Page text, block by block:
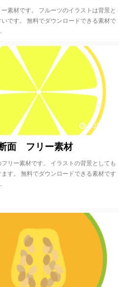
素材です。 フルーツのイラストは背景と
いです。 無料でダウンロードできる素材で
2020/9/18
面 フリー素材
リー素材です。 イラストの背景としても
す。 無料でダウンロードできる素材です